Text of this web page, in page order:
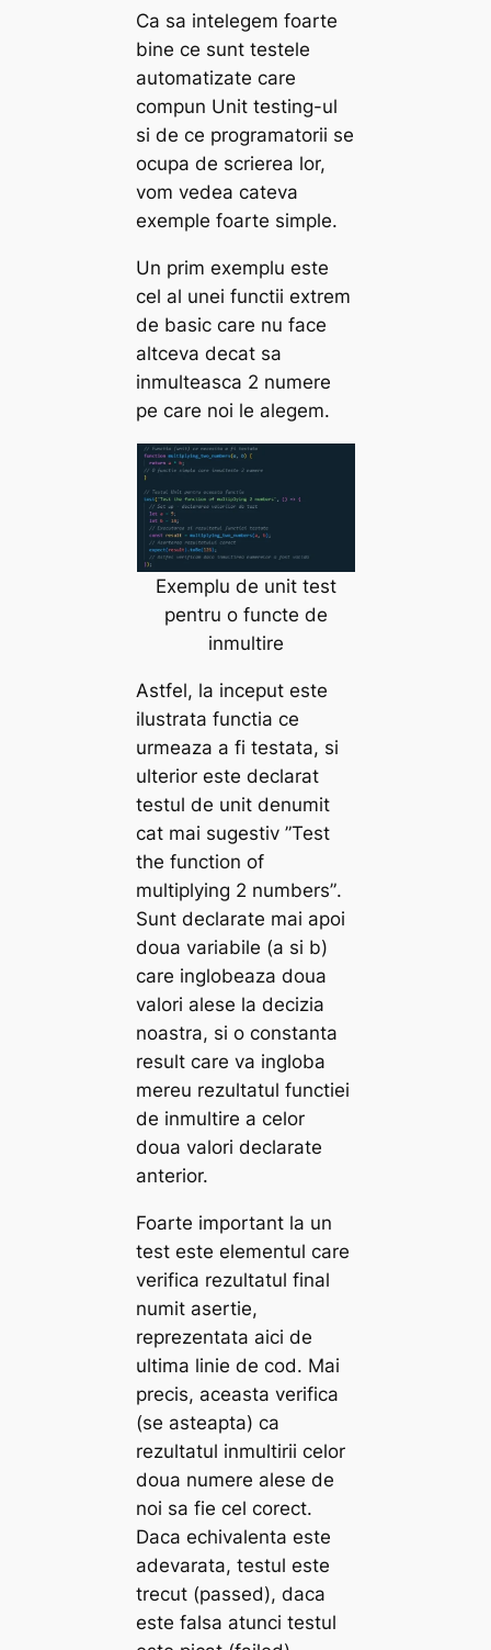
Ca sa intelegem foarte
bine ce sunt testele
automatizate care
compun Unit testing-ul
si de ce programatorii se
ocupa de scrierea lor,
vom vedea cateva
exemple foarte simple.
Un prim exemplu este
cel al unei functii extrem
de basic care nu face
altceva decat sa
inmulteasca 2 numere
pe care noi le alegem.
Exemplu de unit test
pentru o functe de
inmultire
Astfel, la inceput este
ilustrata functia ce
urmeaza a fi testata, si
ulterior este declarat
testul de unit denumit
cat mai sugestiv”Test
the function of
multiplying 2 numbers”.
Sunt declarate mai apoi
doua variabile (a si b)
care inglobeaza doua
valori alese la decizia
noastra, si o constanta
result care va ingloba
mereu rezultatul functiei
de inmultire a celor
doua valori declarate
anterior.
Foarte important la un
test este elementul care
verifica rezultatul final
numit asertie,
reprezentata aici de
ultima linie de cod. Mai
precis, aceasta verifica
(se asteapta) ca
rezultatul inmultirii celor
doua numere alese de
noi sa fie cel corect.
Daca echivalenta este
adevarata, testul este
trecut (passed), daca
este falsa atunci testul